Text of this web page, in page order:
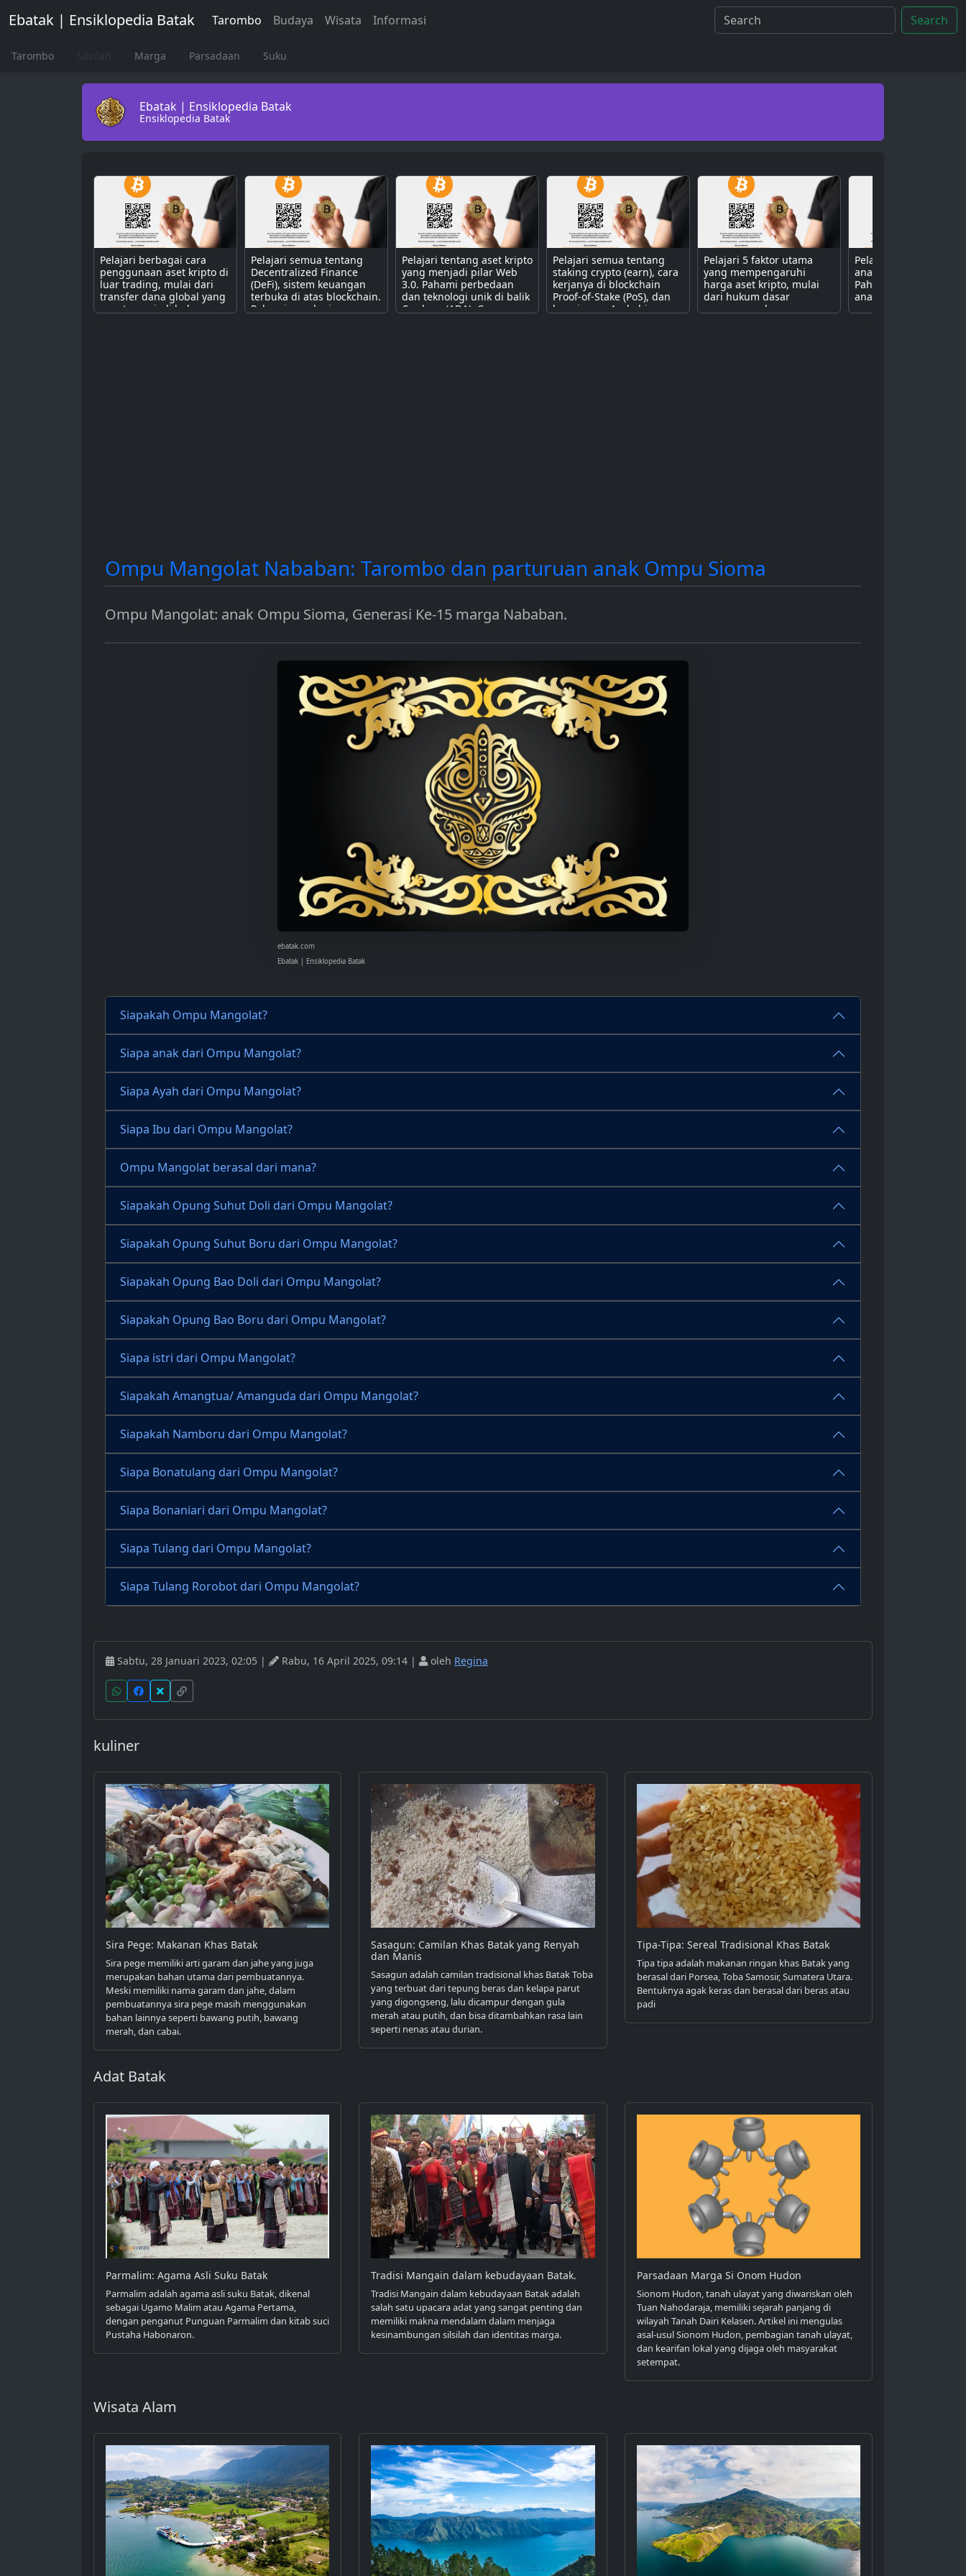
Ebatak | Ensiklopedia Batak Tarombo Budaya Wisata Informasi Search
Tarombo Marga Parsadaan Suku
Ebatak | Ensiklopedia Batak
Ensiklopedia Batak
Pelajari berbagai cara
penggunaan aset kripto di
luar trading, mulai dari
transfer dana global yang
cepat, menjadi bahan
Pelajari semua tentang
Decentralized Finance
(DeFi), sistem keuangan
terbuka di atas blockchain.
Pahami cara kerjanya
Pelajari tentang aset kripto
yang menjadi pilar Web
3.0. Pahami perbedaan
dan teknologi unik di balik
Cardano (ADA), Cosmos
Pelajari semua tentang
staking crypto (earn), cara
kerjanya di blockchain
Proof-of-Stake (PoS), dan
bagaimana Anda bisa
Pelajari 5 faktor utama
yang mempengaruhi
harga aset kripto, mulai
dari hukum dasar
penawaran dan
Pelajari 3 metode
analisis aset kripto.
Pahami perbedaan
analisis fundamental
Ompu Mangolat Nababan: Tarombo dan parturuan anak Ompu Sioma
Ompu Mangolat: anak Ompu Sioma, Generasi Ke-15 marga Nababan.
ebatak.com
Ebatak | Ensiklopedia Batak
Siapakah Ompu Mangolat?
Siapa anak dari Ompu Mangolat?
Siapa Ayah dari Ompu Mangolat?
Siapa Ibu dari Ompu Mangolat?
Ompu Mangolat berasal dari mana?
Siapakah Opung Suhut Doli dari Ompu Mangolat?
Siapakah Opung Suhut Boru dari Ompu Mangolat?
Siapakah Opung Bao Doli dari Ompu Mangolat?
Siapakah Opung Bao Boru dari Ompu Mangolat?
Siapa istri dari Ompu Mangolat?
Siapakah Amangtua/ Amanguda dari Ompu Mangolat?
Siapakah Namboru dari Ompu Mangolat?
Siapa Bonatulang dari Ompu Mangolat?
Siapa Bonaniari dari Ompu Mangolat?
Siapa Tulang dari Ompu Mangolat?
Siapa Tulang Rorobot dari Ompu Mangolat?
Sabtu, 28 Januari 2023, 02:05 | Rabu, 16 April 2025, 09:14 | oleh Regina
kuliner
Sira Pege: Makanan Khas Batak
Sira pege memiliki arti garam dan jahe yang juga
merupakan bahan utama dari pembuatannya.
Meski memiliki nama garam dan jahe, dalam
pembuatannya sira pege masih menggunakan
bahan lainnya seperti bawang putih, bawang
merah, dan cabai.
Sasagun: Camilan Khas Batak yang Renyah
dan Manis
Sasagun adalah camilan tradisional khas Batak Toba
yang terbuat dari tepung beras dan kelapa parut
yang digongseng, lalu dicampur dengan gula
merah atau putih, dan bisa ditambahkan rasa lain
seperti nenas atau durian.
Tipa-Tipa: Sereal Tradisional Khas Batak
Tipa tipa adalah makanan ringan khas Batak yang
berasal dari Porsea, Toba Samosir, Sumatera Utara.
Bentuknya agak keras dan berasal dari beras atau
padi
Adat Batak
Parmalim: Agama Asli Suku Batak
Parmalim adalah agama asli suku Batak, dikenal
sebagai Ugamo Malim atau Agama Pertama,
dengan penganut Punguan Parmalim dan kitab suci
Pustaha Habonaron.
Tradisi Mangain dalam kebudayaan Batak.
Tradisi Mangain dalam kebudayaan Batak adalah
salah satu upacara adat yang sangat penting dan
memiliki makna mendalam dalam menjaga
kesinambungan silsilah dan identitas marga.
Parsadaan Marga Si Onom Hudon
Sionom Hudon, tanah ulayat yang diwariskan oleh
Tuan Nahodaraja, memiliki sejarah panjang di
wilayah Tanah Dairi Kelasen. Artikel ini mengulas
asal-usul Sionom Hudon, pembagian tanah ulayat,
dan kearifan lokal yang dijaga oleh masyarakat
setempat.
Wisata Alam